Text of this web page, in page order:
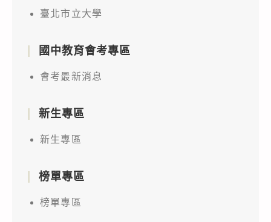
臺北市立大學
國中教育會考專區
會考最新消息
新生專區
新生專區
榜單專區
榜單專區